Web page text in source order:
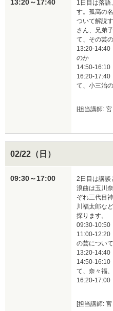
13:20～17:40
1日目は落語
す。孤高の
ついて解説
さん、兄弟
て、その芸
13:20-14:40
のか
14:50-16:10
16:20-17:40
て、小三治
[担当講師:
02/22（日）
09:30～17:00
2日目は講談
浪曲は玉川
ぞれ三代目
川福太郎な
探ります。
09:30-10:50
11:00-12:20
の芸につい
13:20-14:40
14:50-16:10
て、奈々福
16:20-17:00
[担当講師: